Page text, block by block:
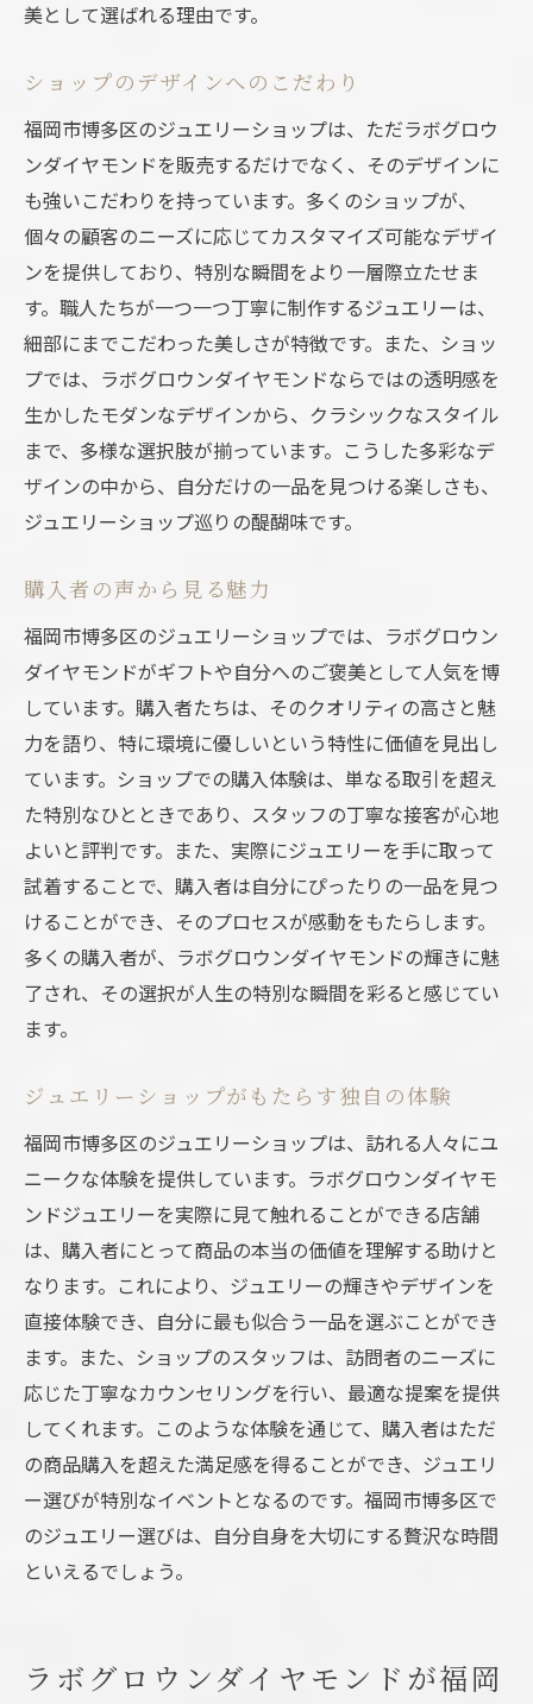
美として選ばれる理由です。
ショップのデザインへのこだわり
福岡市博多区のジュエリーショップは、ただラボグロウ
ンダイヤモンドを販売するだけでなく、そのデザインに
も強いこだわりを持っています。多くのショップが、
個々の顧客のニーズに応じてカスタマイズ可能なデザイ
ンを提供しており、特別な瞬間をより一層際立たせま
す。職人たちが一つ一つ丁寧に制作するジュエリーは、
細部にまでこだわった美しさが特徴です。また、ショッ
プでは、ラボグロウンダイヤモンドならではの透明感を
生かしたモダンなデザインから、クラシックなスタイル
まで、多様な選択肢が揃っています。こうした多彩なデ
ザインの中から、自分だけの一品を見つける楽しさも、
ジュエリーショップ巡りの醍醐味です。
購入者の声から見る魅力
福岡市博多区のジュエリーショップでは、ラボグロウン
ダイヤモンドがギフトや自分へのご褒美として人気を博
しています。購入者たちは、そのクオリティの高さと魅
力を語り、特に環境に優しいという特性に価値を見出し
ています。ショップでの購入体験は、単なる取引を超え
た特別なひとときであり、スタッフの丁寧な接客が心地
よいと評判です。また、実際にジュエリーを手に取って
試着することで、購入者は自分にぴったりの一品を見つ
けることができ、そのプロセスが感動をもたらします。
多くの購入者が、ラボグロウンダイヤモンドの輝きに魅
了され、その選択が人生の特別な瞬間を彩ると感じてい
ます。
ジュエリーショップがもたらす独自の体験
福岡市博多区のジュエリーショップは、訪れる人々にユ
ニークな体験を提供しています。ラボグロウンダイヤモ
ンドジュエリーを実際に見て触れることができる店舗
は、購入者にとって商品の本当の価値を理解する助けと
なります。これにより、ジュエリーの輝きやデザインを
直接体験でき、自分に最も似合う一品を選ぶことができ
ます。また、ショップのスタッフは、訪問者のニーズに
応じた丁寧なカウンセリングを行い、最適な提案を提供
してくれます。このような体験を通じて、購入者はただ
の商品購入を超えた満足感を得ることができ、ジュエリ
ー選びが特別なイベントとなるのです。福岡市博多区で
のジュエリー選びは、自分自身を大切にする贅沢な時間
といえるでしょう。
ラボグロウンダイヤモンドが福岡